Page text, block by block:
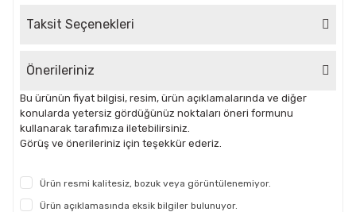
Taksit Seçenekleri
Önerileriniz
Bu ürünün fiyat bilgisi, resim, ürün açıklamalarında ve diğer
konularda yetersiz gördüğünüz noktaları öneri formunu
kullanarak tarafımıza iletebilirsiniz.
Görüş ve önerileriniz için teşekkür ederiz.
Ürün resmi kalitesiz, bozuk veya görüntülenemiyor.
Ürün açıklamasında eksik bilgiler bulunuyor.